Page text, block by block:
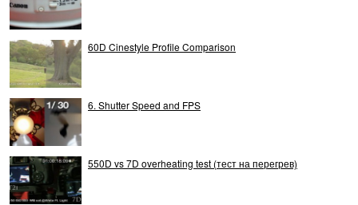
60D Cinestyle Profile Comparison
6. Shutter Speed and FPS
550D vs 7D overheating test (тест на перегрев)